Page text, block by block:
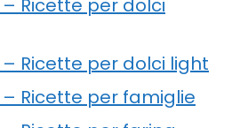
Ricette per dolci
Ricette per dolci light
Ricette per famiglie